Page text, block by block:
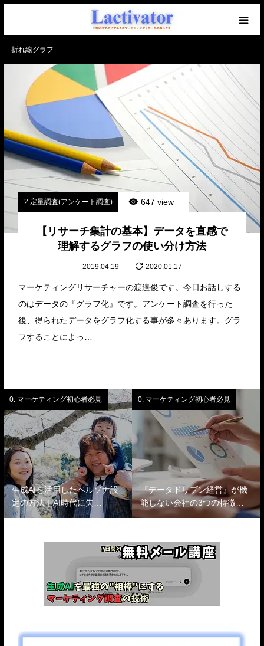
折れ線グラフ
2.定量調査(アンケート調査) 647 view
【リサーチ集計の基本】データを直感で
理解するグラフの使い分け方法
2019.04.19 2020.01.17
マーケティングリサーチャーの渡邉俊です。今日お話しする
のはデータの『グラフ化』です。アンケート調査を行った
後、得られたデータをグラフ化する事が多々あります。グラ
フすることによっ…
0. マーケティング初心者必見
生成AIを活用したペルソナ設
定の方法｜AI時代に失…
0. マーケティング初心者必見
『データドリブン経営』が機
能しない会社の3つの特徴…
【必読】初めての方へ
マーケを学ぶブログ
セミナー開催中！
仕事のご相談・ご依頼